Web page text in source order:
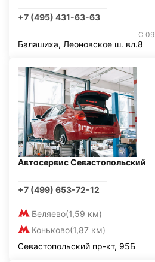
+7 (495) 431-63-63
С
Балашиха, Леоновское ш. вл.8
Автосервис Севастопольский
+7 (499) 653-72-12
Беляево(1,59 км)
Коньково(1,87 км)
Севастопольский пр-кт, 95Б